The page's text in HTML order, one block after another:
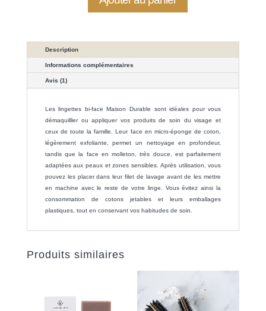
Description
Informations complémentaires
Avis (1)
Les lingettes bi-face Maison Durable sont idéales pour vous
démaquilller ou appliquer vos produits de soin du visage et
ceux de toute la famille. Leur face en micro-éponge de coton,
légèrement exfoliante, permet un nettoyage en profondeur,
tandis que la face en molleton, très douce, est parfaitement
adaptées aux peaux et zones sensibles. Après utilisation, vous
pouvez les placer dans leur filet de lavage avant de les mettre
en machine avec le reste de votre linge. Vous évitez ainsi la
consommation de cotons jetables et leurs emballages
plastiques, tout en conservant vos habitudes de soin.
Produits similaires